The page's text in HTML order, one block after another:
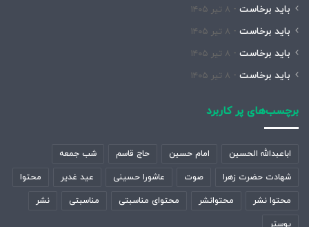
باید برخاست ۸ تیر ۱۴۰۵
باید برخاست ۸ تیر ۱۴۰۵
باید برخاست ۸ تیر ۱۴۰۵
باید برخاست ۸ تیر ۱۴۰۵
برچسب‌های پر کاربرد
اباعبدالله الحسین امام حسین حاج قاسم شب جمعه
شهادت حضرت زهرا صوت عاشورا حسینی عید غدیر محتوا
محتوا نشر محتوانشر محتوای مناسبتی مناسبتی نشر
پوستر